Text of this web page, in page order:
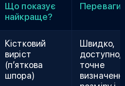
Що показує
найкраще?
Переваги
Кістковий
виріст
(п’яткова
шпора)
Швидко,
доступно,
точне